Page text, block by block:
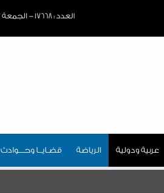
العدد : ١٧٦٦٨ - الجمعة ٠٧ أغسطس ٢٠٢٦ م، الموافق ٢٤ صفر ١٤٤٨هـ
عربية ودولية الرياضة قضـايــا وحـــوادث